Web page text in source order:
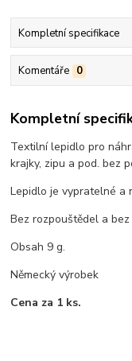
Kompletní specifikace
Komentáře 0
Kompletní
Textilní lepidlo pro
krajky, zipu a pod. bez
Lepidlo je vypratelné a
Bez rozpouštědel a bez
Obsah 9 g.
Německý výrobek
Cena za 1 ks.